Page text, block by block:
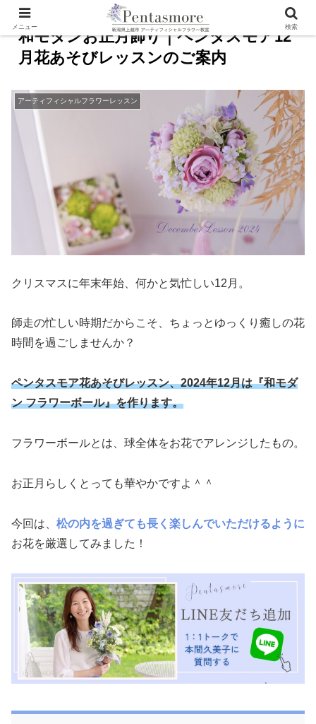
和モダンお正月飾り｜ペンタスモア12
月花あそびレッスンのご案内
アーティフィシャルフラワーレッスン
クリスマスに年末年始、何かと気忙しい12月。
師走の忙しい時期だからこそ、ちょっとゆっくり癒しの花
時間を過ごしませんか？
ペンタスモア花あそびレッスン、2024年12月は『和モダ
ン フラワーボール』を作ります。
フラワーボールとは、球全体をお花でアレンジしたもの。
お正月らしくとっても華やかですよ＾＾
今回は、 松の内を過ぎても長く楽しんでいただけるように
お花を厳選してみました！
メニュー 検索